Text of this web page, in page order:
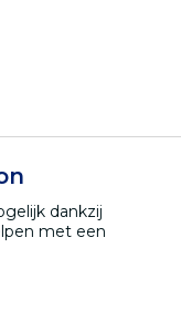
dankzij
met een